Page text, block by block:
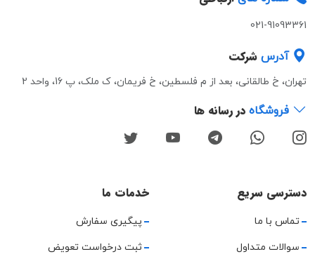
021-91093361
آدرس شرکت
تهران، خ طالقانی، بعد از م فلسطین، خ فریمان، ک ملک، پ 16، واحد 2
فروشگاه در رسانه ها
دسترسی سریع
تماس با ما
سوالات متداول
خدمات ما
پیگیری سفارش
ثبت درخواست تعویض